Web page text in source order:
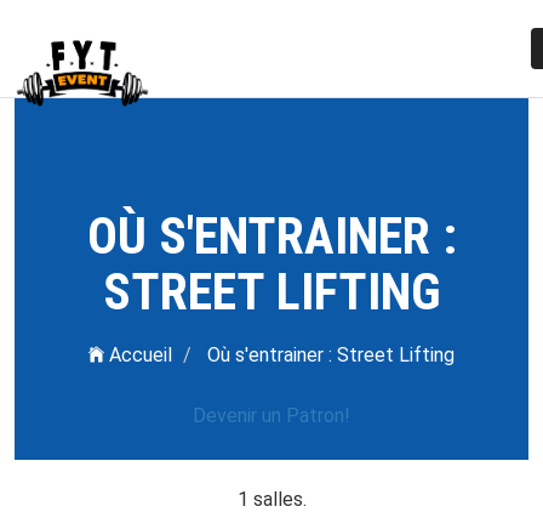
OÙ S'ENTRAINER :
STREET LIFTING
Accueil Où s'entrainer : Street Lifting
Devenir un Patron!
1 salles.